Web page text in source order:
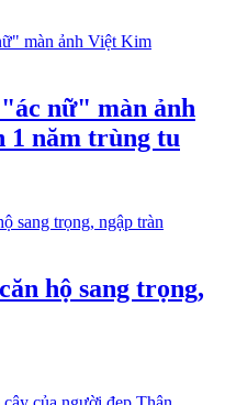
nữ" màn ảnh
1 năm trùng tu
hộ sang trọng,